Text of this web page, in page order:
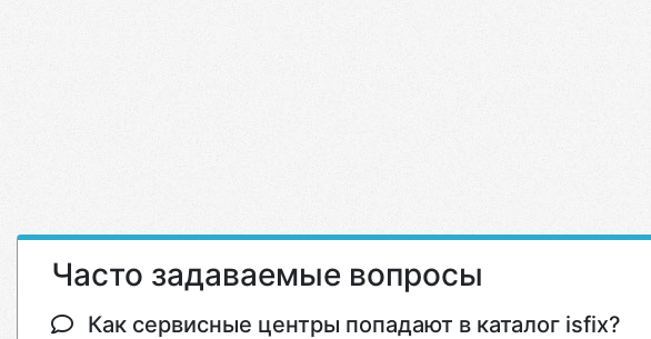
Часто задаваемые вопросы
Как сервисные центры попадают в каталог isfix?